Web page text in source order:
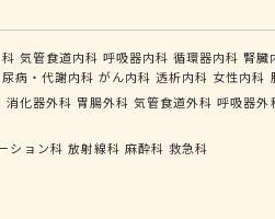
気管食道内科 呼吸器内科 循環器内科 腎臓
病・代謝内科 がん内科 透析内科 女性内科
消化器外科 胃腸外科 気管食道外科 呼吸器外
ション科 放射線科 麻酔科 救急科